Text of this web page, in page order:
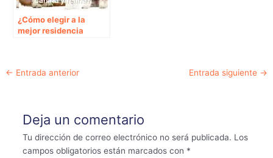
¿Cómo elegir a la
mejor residencia
Navegación
← Entrada anterior Entrada siguiente →
Deja un comentario
Tu dirección de correo electrónico no será publicada. Los
campos obligatorios están marcados con *